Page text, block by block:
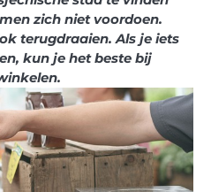
zich niet voordoen.
terugdraaien. Als je iets
kun je het beste bij